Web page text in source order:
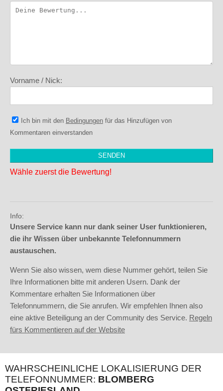
Vorname / Nick:
Ich bin mit den Bedingungen für das Hinzufügen von
Kommentaren einverstanden
Wähle zuerst die Bewertung!
Info:
Unsere Service kann nur dank seiner User funktionieren,
die ihr Wissen über unbekannte Telefonnummern
austauschen.
Wenn Sie also wissen, wem diese Nummer gehört, teilen Sie
Ihre Informationen bitte mit anderen Usern. Dank der
Kommentare erhalten Sie Informationen über
Telefonnummern, die Sie anrufen. Wir empfehlen Ihnen also
eine aktive Beteiligung an der Community des Service. Regeln
fürs Kommentieren auf der Website
WAHRSCHEINLICHE LOKALISIERUNG DER
TELEFONNUMMER: BLOMBERG